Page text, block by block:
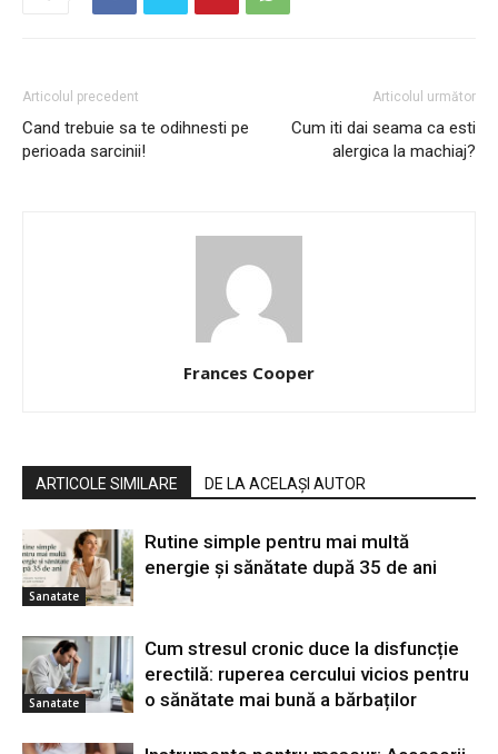
Articolul precedent
Cand trebuie sa te odihnesti pe
perioada sarcinii!
Articolul următor
Cum iti dai seama ca esti
alergica la machiaj?
Frances Cooper
ARTICOLE SIMILARE DE LA ACELAȘI AUTOR
Sanatate
Rutine simple pentru mai multă
energie și sănătate după 35 de ani
Sanatate
Cum stresul cronic duce la disfuncție
erectilă: ruperea cercului vicios pentru
o sănătate mai bună a bărbaților